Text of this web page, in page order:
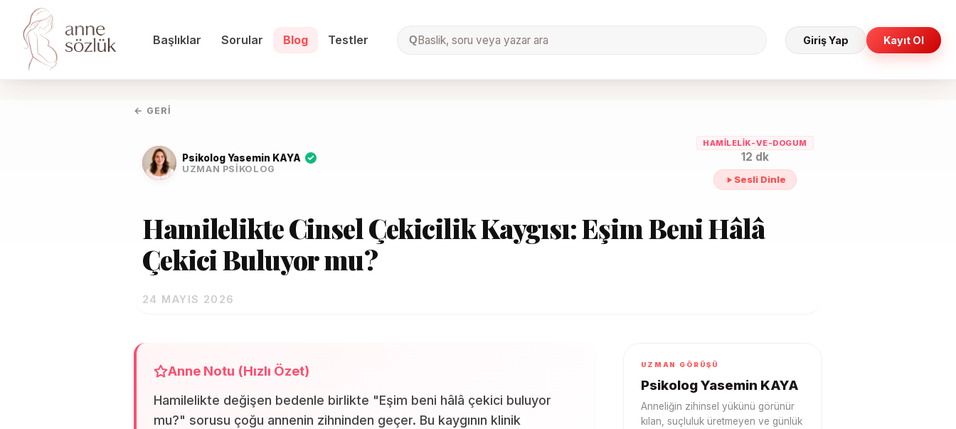
Başlıklar Sorular Blog Testler QBaslik, soru veya yazar ara Giriş Yap Kayıt Ol
← GERI
Psikolog Yasemin KAYA
UZMAN PSIKOLOG
HAMILELIK-VE-DOGUM
12 dk
Sesli Dinle
Hamilelikte Cinsel Çekicilik Kaygısı: Eşim Beni Hâlâ
Çekici Buluyor mu?
24 MAYIS 2026
Anne Notu (Hızlı Özet)
Hamilelikte değişen bedenle birlikte "Eşim beni hâlâ çekici buluyor
mu?" sorusu çoğu annenin zihninden geçer. Bu kaygının klinik
UZMAN GÖRÜŞÜ
Psikolog Yasemin KAYA
Anneliğin zihinsel yükünü görünür
kılan, suçluluk üretmeyen ve günlük